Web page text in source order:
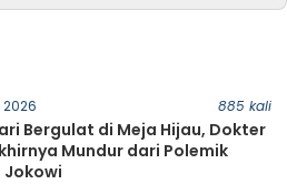
885 kali
Bergulat di Meja Hijau, Dokter
Mundur dari Polemik
Jokowi